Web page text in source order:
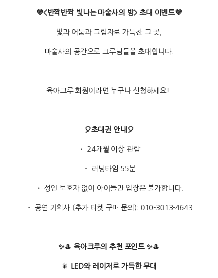
💜<반짝반짝 빛나는 마술사의 방> 초대 이벤트💜
빛과 어둠과 그림자로 가득찬 그 곳,
마술사의 공간으로 크루님들을 초대합니다.
육아크루 회원이라면 누구나 신청하세요!
🎈초대권 안내🎈
・ 24개월 이상 관람
・ 러닝타임 55분
・ 성인 보호자 없이 아이들만 입장은 불가합니다.
・ 공연 기획사 (추가 티켓 구매 문의): 010-3013-4643
✨🎩 육아크루의 추천 포인트 ✨🎩
🎇 LED와 레이저로 가득한 무대